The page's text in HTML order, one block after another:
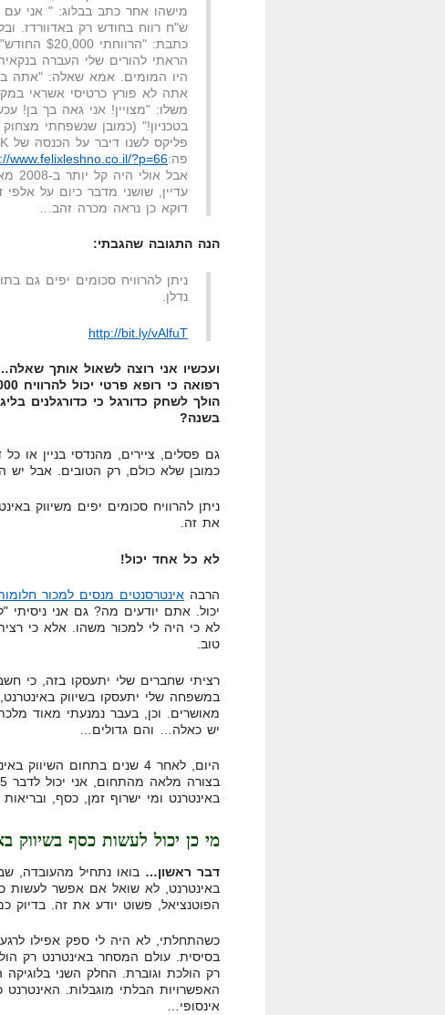
ש"ח רווח בחודש רק באדוורדז.
כתבת: "הרווחתי $20,000 החודש"
הראתי להורים שלי העברה
היו המומים. אמא שאלה: "אתה
אתה לא פורץ כרטיסי אשראי
משלו: "מצויין! אני גאה בך בן!
בטכניון!" (כמובן שנשפחתי
פה:www.felixleshno.co.il/?p=66
אבל אולי היה קל יותר ב-2008 מאשר היום?
עדיין, שושני מדבר כיום על אלפי
דוקא כן נראה מכרה זהב…
הנה התגובה שהגבתי:
ניתן להרוויח סכומים יפים גם
נדלן.
http://bit.ly/vAlfuT
ועכשיו אני רוצה לשאול אותך
בשנה?
כמובן שלא כולם, רק הטובים. אבל יש
ניתן להרוויח סכומים יפים משיווק
את זה.
לא כל אחד יכול!
הרבה אינטרסנטים מנסים למכור
יכול. אתם יודעים מה? גם אני ניסיתי
לא כי היה לי למכור משהו. אלא כי
טוב.
רציתי שחברים שלי יתעסקו בזה, כי
במשפחה שלי יתעסקו בשיווק
מאושרים. וכן, בעבר נמנעתי מאוד
יש כאלה… והם גדולים…
באינטרנט ומי ישרוף זמן, כסף,
מי כן יכול לעשות כסף בשיווק
דבר ראשון… בואו נתחיל מהעובדה,
באינטרנט, לא שואל אם אפשר לעשות
הפוטנציאל, פשוט יודע את זה. בדיוק
כשהתחלתי, לא היה לי ספק אפילו
בסיסית. עולם המסחר באינטרנט רק
רק הולכת וגוברת. החלק השני
האפשרויות הבלתי מוגבלות.
אינסופי…